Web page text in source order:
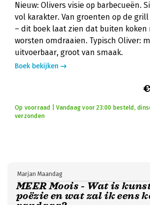
Nieuw: Olivers visie op barbecueën.
vol karakter. Van groenten op de
– dit boek laat zien dat buiten koken
worsten omdraaien. Typisch Oliver:
uitvoerbaar, groot van smaak.
Boek bekijken
Op voorraad | Vandaag voor 23:00 besteld,
verzonden
MEER Moois - Wat is
poëzie en wat zal ik eens
Marjan Maandag